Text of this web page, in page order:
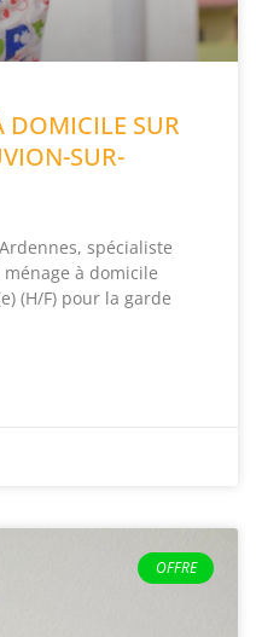
DOMICILE SUR
SUR-
spécialiste
à domicile
(H/F) pour la garde
OFFRE